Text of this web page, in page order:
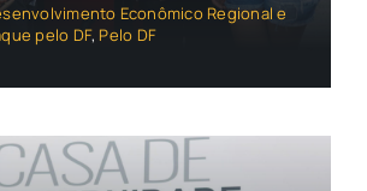
Econômico Regional e
pelo DF, Pelo DF